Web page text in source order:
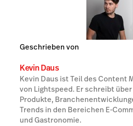
Geschrieben von
Kevin Daus
Kevin Daus ist Teil des Content
von Lightspeed. Er schreibt
Produkte,
Trends in den Bereichen E-
und Gastronomie.